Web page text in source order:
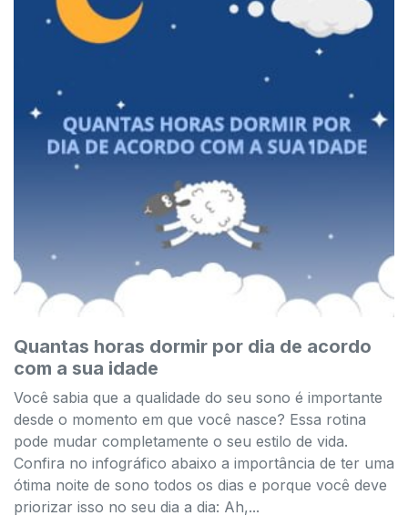
Quantas horas dormir por dia de acordo
com a sua idade
Você sabia que a qualidade do seu sono é importante
desde o momento em que você nasce? Essa rotina
pode mudar completamente o seu estilo de vida.
Confira no infográfico abaixo a importância de ter uma
ótima noite de sono todos os dias e porque você deve
priorizar isso no seu dia a dia: Ah,...